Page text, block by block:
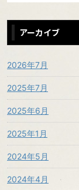
アーカイブ
2026年7月
2025年7月
2025年6月
2025年1月
2024年5月
2024年4月